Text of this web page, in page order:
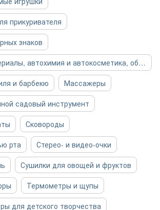
прикуривателя
знаков
Расходные материалы, автохимия и автокосметика, общее
и барбекю
Массажеры
садовый инструмент
Сковороды
рта
Стерео- и видео-очки
Сушилки для овощей и фруктов
Термометры и щупы
для детского творчества